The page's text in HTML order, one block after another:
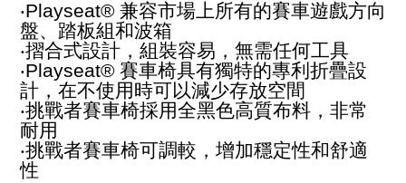
‧Playseat® 兼容市場上所有的賽車遊戲方向
盤、踏板組和波箱
‧摺合式設計，組裝容易，無需任何工具
‧Playseat® 賽車椅具有獨特的專利折疊設
計，在不使用時可以減少存放空間
‧挑戰者賽車椅採用全黑色高質布料，非常
耐用
‧挑戰者賽車椅可調較，增加穩定性和舒適
性